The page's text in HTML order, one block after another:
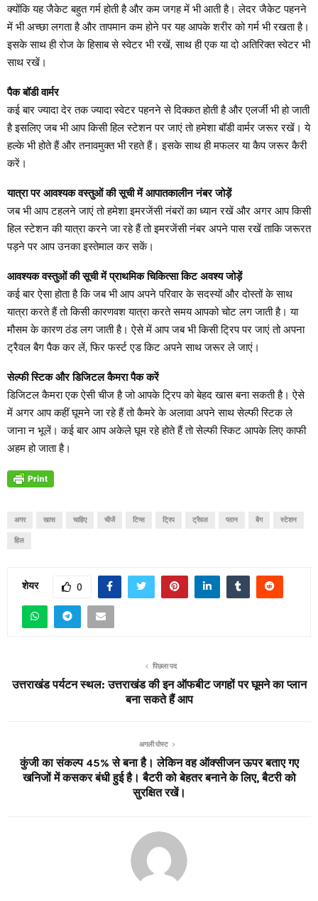
क्योंकि यह जैकेट बहुत गर्म होती है और कम जगह में भी आती है। लेदर जैकेट पहनने
में भी अच्छा लगता है और तापमान कम होने पर यह आपके शरीर को गर्म भी रखता है।
इसके साथ ही रोज के हिसाब से स्वेटर भी रखें, साथ ही एक या दो अतिरिक्त स्वेटर भी
साथ रखें।
पैक बॉडी वार्मर
कई बार ज्यादा देर तक ज्यादा स्वेटर पहनने से दिक्कत होती है और एलर्जी भी हो जाती
है इसलिए जब भी आप किसी हिल स्टेशन पर जाएं तो हमेशा बॉडी वार्मर जरूर रखें। ये
हल्के भी होते हैं और तनावमुक्त भी रहते हैं। इसके साथ ही मफलर या कैप जरूर कैरी
करें।
यात्रा पर आवश्यक वस्तुओं की सूची में आपातकालीन नंबर जोड़ें
जब भी आप टहलने जाएं तो हमेशा इमरजेंसी नंबरों का ध्यान रखें और अगर आप किसी
हिल स्टेशन की यात्रा करने जा रहे हैं तो इमरजेंसी नंबर अपने पास रखें ताकि जरूरत
पड़ने पर आप उनका इस्तेमाल कर सकें।
आवश्यक वस्तुओं की सूची में प्राथमिक चिकित्सा किट अवश्य जोड़ें
कई बार ऐसा होता है कि जब भी आप अपने परिवार के सदस्यों और दोस्तों के साथ
यात्रा करते हैं तो किसी कारणवश यात्रा करते समय आपको चोट लग जाती है। या
मौसम के कारण ठंड लग जाती है। ऐसे में आप जब भी किसी ट्रिप पर जाएं तो अपना
ट्रैवल बैग पैक कर लें, फिर फर्स्ट एड किट अपने साथ जरूर ले जाएं।
सेल्फी स्टिक और डिजिटल कैमरा पैक करें
डिजिटल कैमरा एक ऐसी चीज है जो आपके ट्रिप को बेहद खास बना सकती है। ऐसे
में अगर आप कहीं घूमने जा रहे हैं तो कैमरे के अलावा अपने साथ सेल्फी स्टिक ले
जाना न भूलें। कई बार आप अकेले घूम रहे होते हैं तो सेल्फी स्किट आपके लिए काफी
अहम हो जाता है।
अगर खास चाहिए चीजें टिप्स ट्रिप ट्रैवल प्लान बैग स्टेशन
हिल
शेयर 0
पिछला पद
उत्तराखंड पर्यटन स्थल: उत्तराखंड की इन ऑफबीट जगहों पर घूमने का प्लान
बना सकते हैं आप
अगली पोस्ट
कुंजी का संकल्प 45% से बना है। लेकिन वह ऑक्सीजन ऊपर बताए गए
खनिजों में कसकर बंधी हुई है। बैटरी को बेहतर बनाने के लिए, बैटरी को
सुरक्षित रखें।